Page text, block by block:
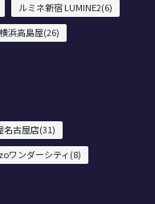
ルミネ新宿 LUMINE2(6)
横浜高島屋(26)
名古屋店(31)
ワンダーシティ(8)